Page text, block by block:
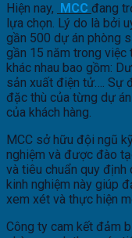
Hiện nay, MCC đang
lựa chọn. Lý do là bởi
gần 500 dự án phòng
gần 15 năm trong việc
khác nhau bao gồm:
sản xuất điện tử…. Sự
đặc thù của từng dự
của khách hàng.
MCC sở hữu đội ngũ
nghiệm và được đào
và tiêu chuẩn quy định
kinh nghiệm này giúp
xem xét và thực hiện
Công ty cam kết đảm